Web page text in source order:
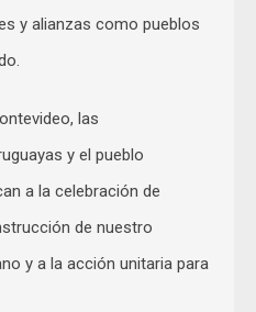
y alianzas como pueblos
las
y el pueblo
a la celebración de
de nuestro
y a la acción unitaria para